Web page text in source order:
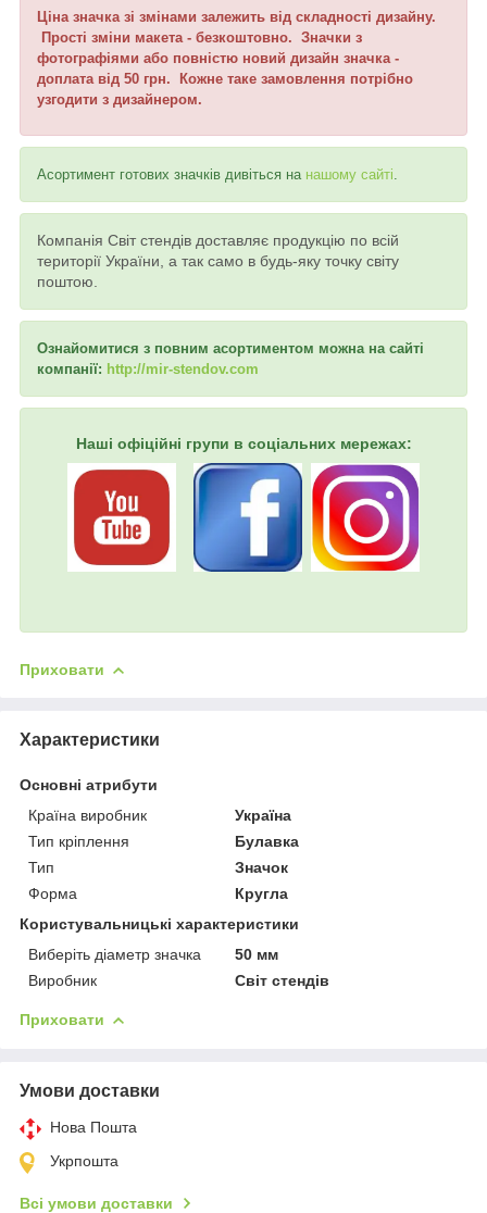
Ціна значка зі змінами залежить від складності дизайну.
Прості зміни макета - безкоштовно. Значки з
фотографіями або повністю новий дизайн значка -
доплата від 50 грн. Кожне таке замовлення потрібно
узгодити з дизайнером.
Асортимент готових значків дивіться на нашому сайті
Компанія Світ стендів доставляє продукцію по всій
території України, а так само в будь-яку точку світу
поштою.
Ознайомитися з повним асортиментом можна на сайті
компанії: http://mir-stendov.com
Наші офіційні групи в соціальних мережах:
Приховати
Характеристики
Основні атрибути
Країна виробник
Україна
Тип кріплення
Булавка
Тип
Значок
Форма
Кругла
Користувальницькі характеристики
Виберіть діаметр значка
50 мм
Виробник
Світ стендів
Приховати
Умови доставки
Нова Пошта
Укрпошта
Всі умови доставки